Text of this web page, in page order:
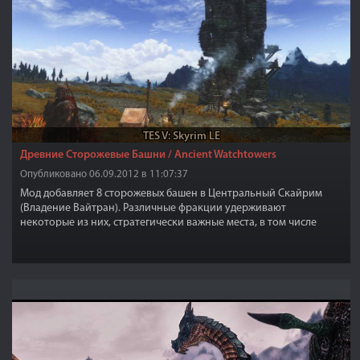
TES V: Skyrim LE
Древние Сторожевые Башни / Ancient Watchtowers
Опубликовано 06.09.2012 в 11:07:37
Мод добавляет 8 сторожевых башен в Центральный Скайрим
(Владение Вайтран). Различные фракции удерживают
некоторые из них, стратегически важные места, в том числе